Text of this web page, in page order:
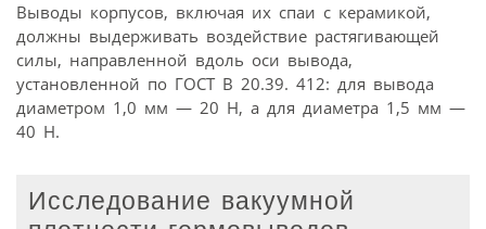
Выводы корпусов, включая их спаи с керамикой,
должны выдерживать воздействие растягивающей
силы, направленной вдоль оси вывода,
установленной по ГОСТ В 20.39. 412: для вывода
диаметром 1,0 мм — 20 Н, а для диаметра 1,5 мм —
40 Н.
Исследование вакуумной